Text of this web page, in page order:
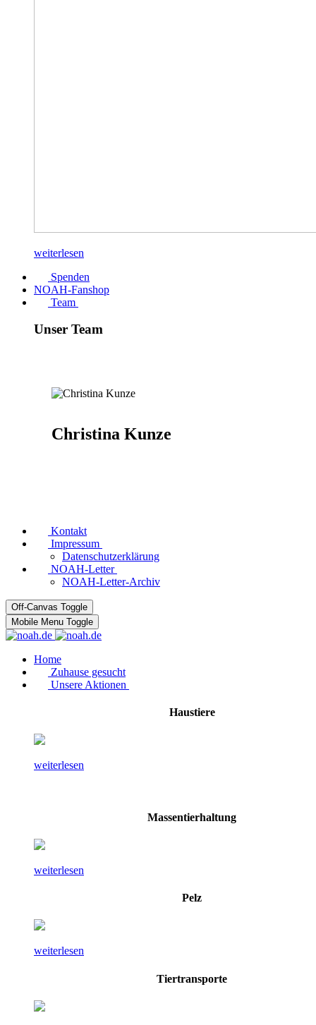
weiterlesen
Spenden
NOAH-Fanshop
Team
Unser Team
Christina Kunze
Kontakt
Impressum
Datenschutzerklärung
NOAH-Letter
NOAH-Letter-Archiv
Off-Canvas Toggle
Mobile Menu Toggle
Home
Zuhause gesucht
Unsere Aktionen
Haustiere
weiterlesen
Massentierhaltung
weiterlesen
Pelz
weiterlesen
Tiertransporte